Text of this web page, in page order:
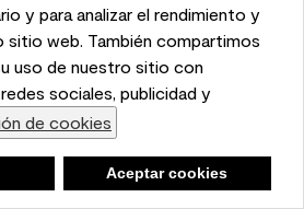
to enhance user experience
and traffic on our website.
about your use of our site
advertising, and analytics
Accept Cookies
y para analizar el rendimiento y
web. También compartimos
uso de nuestro sitio con
sociales, publicidad y
de cookies
Aceptar cookies
400-450 400-450
1 hora